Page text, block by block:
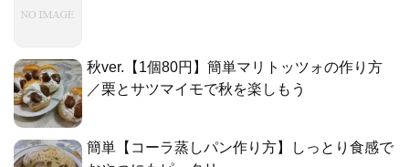
秋ver.【1個80円】簡単マリトッツォの作り方
／栗とサツマイモで秋を楽しもう
簡単【コーラ蒸しパン作り方】しっとり食感で